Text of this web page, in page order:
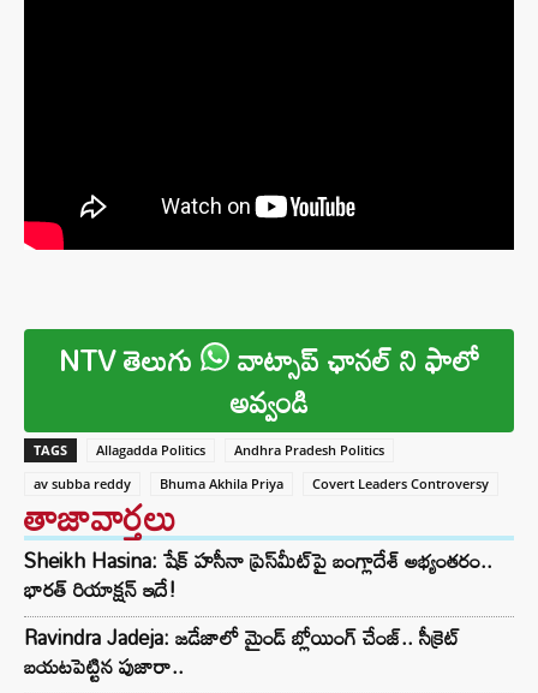
NTV తెలుగు వాట్సాప్ ఛానల్ ని ఫాలో
అవ్వండి
TAGS Allagadda Politics
Andhra Pradesh Politics
av subba reddy
Bhuma Akhila Priya Covert Leaders Controversy
తాజావార్తలు
Sheikh Hasina: షేక్ హసీనా ప్రెస్‌మీట్‌పై బంగ్లాదేశ్ అభ్యంతరం..
భారత్ రియాక్షన్ ఇదే!
Ravindra Jadeja: జడేజాలో మైండ్ బ్లోయింగ్ చేంజ్.. సీక్రెట్
బయటపెట్టిన పుజారా..